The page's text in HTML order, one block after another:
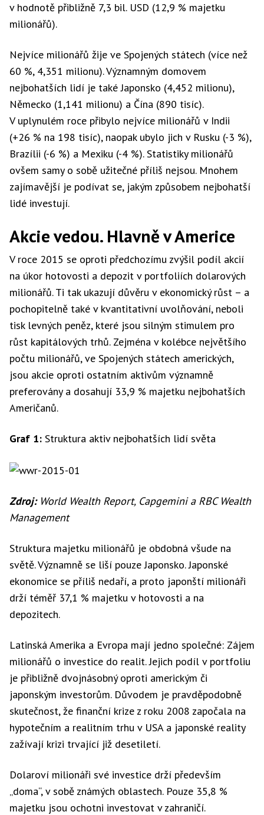
v hodnotě přibližně 7,3 bil. USD (12,9 % majetku
milionářů).
Nejvíce milionářů žije ve Spojených státech (více než
60 %, 4,351 milionu). Významným domovem
nejbohatších lidí je také Japonsko (4,452 milionu),
Německo (1,141 milionu) a Čína (890 tisíc).
V uplynulém roce přibylo nejvíce milionářů v Indii
(+26 % na 198 tisíc), naopak ubylo jich v Rusku (-3 %),
Brazílii (-6 %) a Mexiku (-4 %). Statistiky milionářů
ovšem samy o sobě užitečné příliš nejsou. Mnohem
zajímavější je podívat se, jakým způsobem nejbohatší
lidé investují.
Akcie vedou. Hlavně v Americe
V roce 2015 se oproti předchozímu zvýšil podíl akcií
na úkor hotovosti a depozit v portfoliích dolarových
milionářů. Ti tak ukazují důvěru v ekonomický růst – a
pochopitelně také v kvantitativní uvolňování, neboli
tisk levných peněz, které jsou silným stimulem pro
růst kapitálových trhů. Zejména v kolébce největšího
počtu milionářů, ve Spojených státech amerických,
jsou akcie oproti ostatním aktivům významně
preferovány a dosahují 33,9 % majetku nejbohatších
Američanů.
Graf 1: Struktura aktiv nejbohatších lidí světa
Zdroj:World Wealth Report, Capgemini a RBC Wealth
Management
Struktura majetku milionářů je obdobná všude na
světě. Významně se liší pouze Japonsko. Japonské
ekonomice se příliš nedaří, a proto japonští milionáři
drží téměř 37,1 % majetku v hotovosti a na
depozitech.
Latinská Amerika a Evropa mají jedno společné: Zájem
milionářů o investice do realit. Jejich podíl v portfoliu
je přibližně dvojnásobný oproti americkým či
japonským investorům. Důvodem je pravděpodobně
skutečnost, že finanční krize z roku 2008 započala na
hypotečním a realitním trhu v USA a japonské reality
zažívají krizi trvající již desetiletí.
Dolaroví milionáři své investice drží především
„doma“, v sobě známých oblastech. Pouze 35,8 %
majetku jsou ochotni investovat v zahraničí.